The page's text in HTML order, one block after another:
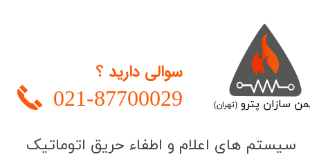
​​​سیستم های اعلام و اطفاء حریق اتوماتیک
سازان پترو(تهران)
سوالی دارید ؟
021-87700029